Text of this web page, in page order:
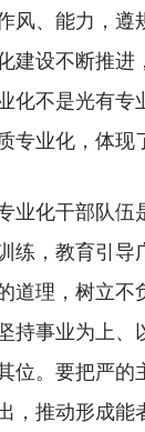
风、能力，
建设不断推
化不是光有
专业化，体现
化干部队伍是
练，教育引
道理，树立
持事业为上
位。要把严
，推动形成